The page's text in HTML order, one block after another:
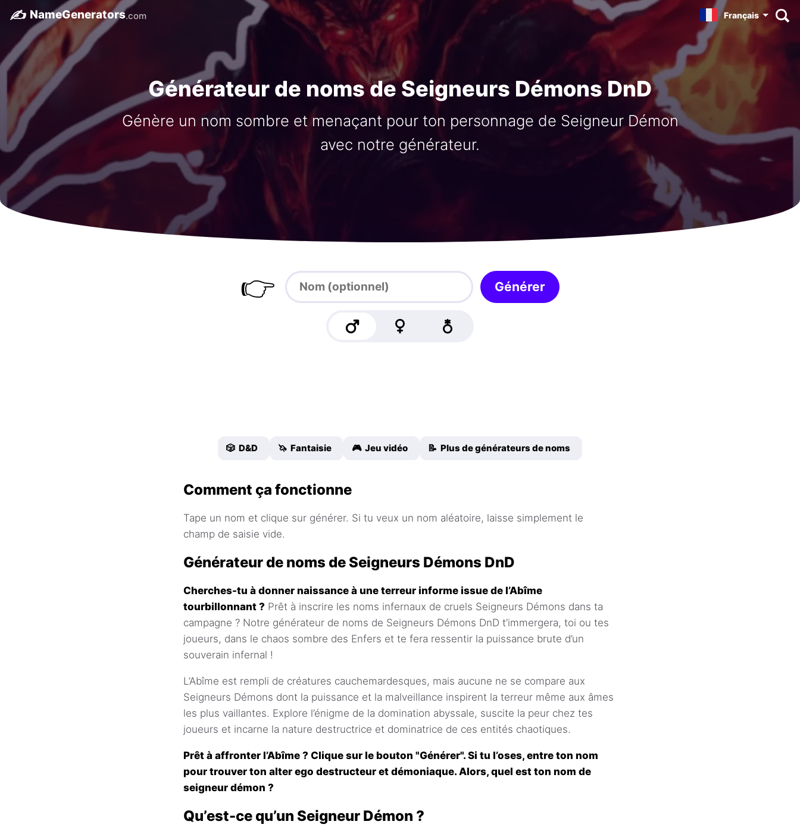
✍️ NameGenerators.com Français
Générateur de noms de Seigneurs Démons DnD
Génère un nom sombre et menaçant pour ton personnage de Seigneur Démon
avec notre générateur.
👉 Générer
🎲 D&D 🦄 Fantaisie 🎮 Jeu vidéo 📝 Plus de générateurs de noms
Comment ça fonctionne
Tape un nom et clique sur générer. Si tu veux un nom aléatoire, laisse simplement le
champ de saisie vide.
Générateur de noms de Seigneurs Démons DnD
Cherches-tu à donner naissance à une terreur informe issue de l’Abîme
tourbillonnant ? Prêt à inscrire les noms infernaux de cruels Seigneurs Démons dans ta
campagne ? Notre générateur de noms de Seigneurs Démons DnD t’immergera, toi ou tes
joueurs, dans le chaos sombre des Enfers et te fera ressentir la puissance brute d’un
souverain infernal !
L’Abîme est rempli de créatures cauchemardesques, mais aucune ne se compare aux
Seigneurs Démons dont la puissance et la malveillance inspirent la terreur même aux âmes
les plus vaillantes. Explore l’énigme de la domination abyssale, suscite la peur chez tes
joueurs et incarne la nature destructrice et dominatrice de ces entités chaotiques.
Prêt à affronter l’Abîme ? Clique sur le bouton "Générer". Si tu l’oses, entre ton nom
pour trouver ton alter ego destructeur et démoniaque. Alors, quel est ton nom de
seigneur démon ?
Qu’est-ce qu’un Seigneur Démon ?